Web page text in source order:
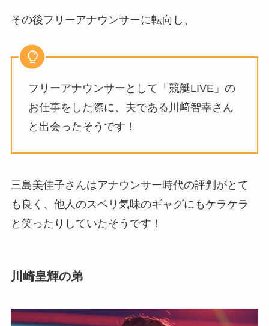
その後フリーアナウンサーに転向し、
フリーアナウンサーとして「競艇LIVE」の
お仕事をした際に、夫である川﨑智幸さん
と出会ったそうです！
三島美佳子さんはアナウンサー時代の評判がとて
も良く、他人のスベリ気味のギャグにもケラケラ
と笑ったりしていたそうです！
川崎皇輝の弟